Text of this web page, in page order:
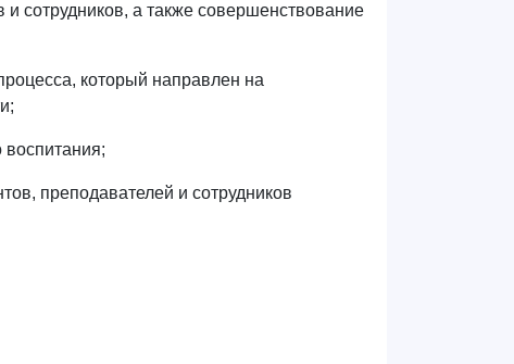
сотрудников, а также совершенствование
который направлен на
воспитания;
преподавателей и сотрудников